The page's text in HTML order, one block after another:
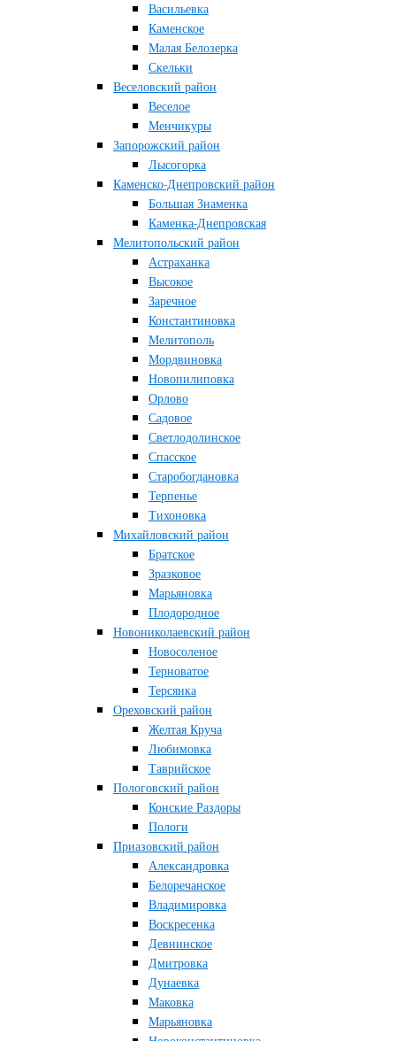
Васильевка
Каменское
Малая Белозерка
Скельки
Веселовский район
Веселое
Менчикуры
Запорожский район
Лысогорка
Каменско-Днепровский район
Большая Знаменка
Каменка-Днепровская
Мелитопольский район
Астраханка
Высокое
Заречное
Константиновка
Мелитополь
Мордвиновка
Новопилиповка
Орлово
Садовое
Светлодолинское
Спасское
Старобогдановка
Терпенье
Тихоновка
Михайловский район
Братское
Зразковое
Марьяновка
Плодородное
Новониколаевский район
Новосоленое
Терноватое
Терсянка
Ореховский район
Желтая Круча
Любимовка
Таврийское
Пологовский район
Конские Раздоры
Пологи
Приазовский район
Александровка
Белоречанское
Владимировка
Воскресенка
Девнинское
Дмитровка
Дунаевка
Маковка
Марьяновка